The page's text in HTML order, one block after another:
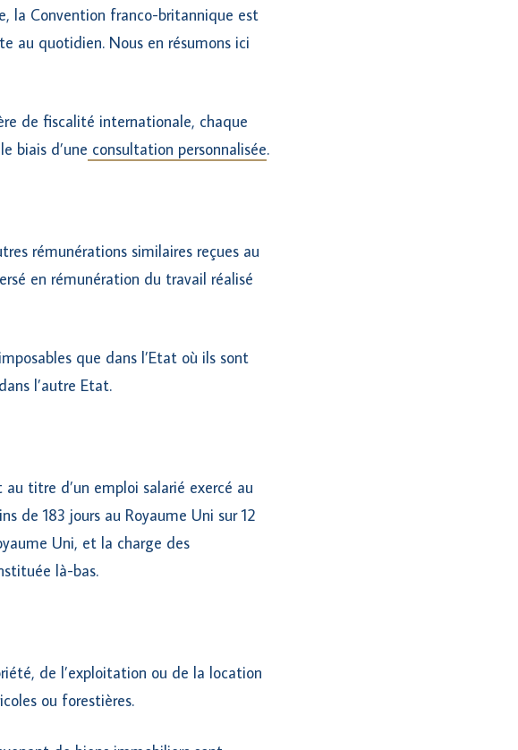
la Convention franco-britannique est
au quotidien. Nous en résumons ici
de fiscalité internationale, chaque
biais d’une consultation personnalisée.
rémunérations similaires reçues au
en rémunération du travail réalisé
que dans l’Etat où ils sont
l’autre Etat.
titre d’un emploi salarié exercé au
de 183 jours au Royaume Uni sur 12
Uni, et la charge des
là-bas.
de l’exploitation ou de la location
ou forestières.